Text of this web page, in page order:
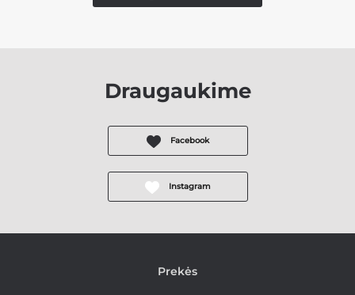
Draugaukime
Facebook
Instagram
Prekės